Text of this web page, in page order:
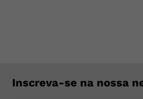
Inscreva-se na nossa